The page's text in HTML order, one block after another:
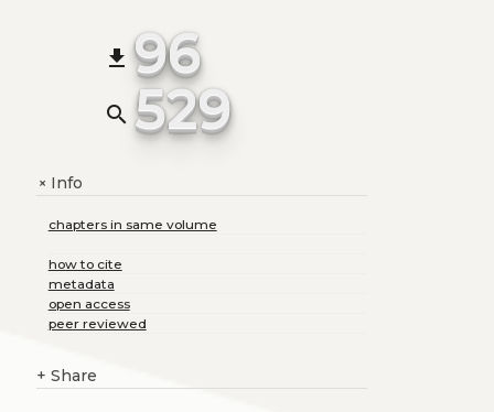
file_download 96
search 529
+Info
chapters in same volume
how to cite
metadata
open access
peer reviewed
+ Share